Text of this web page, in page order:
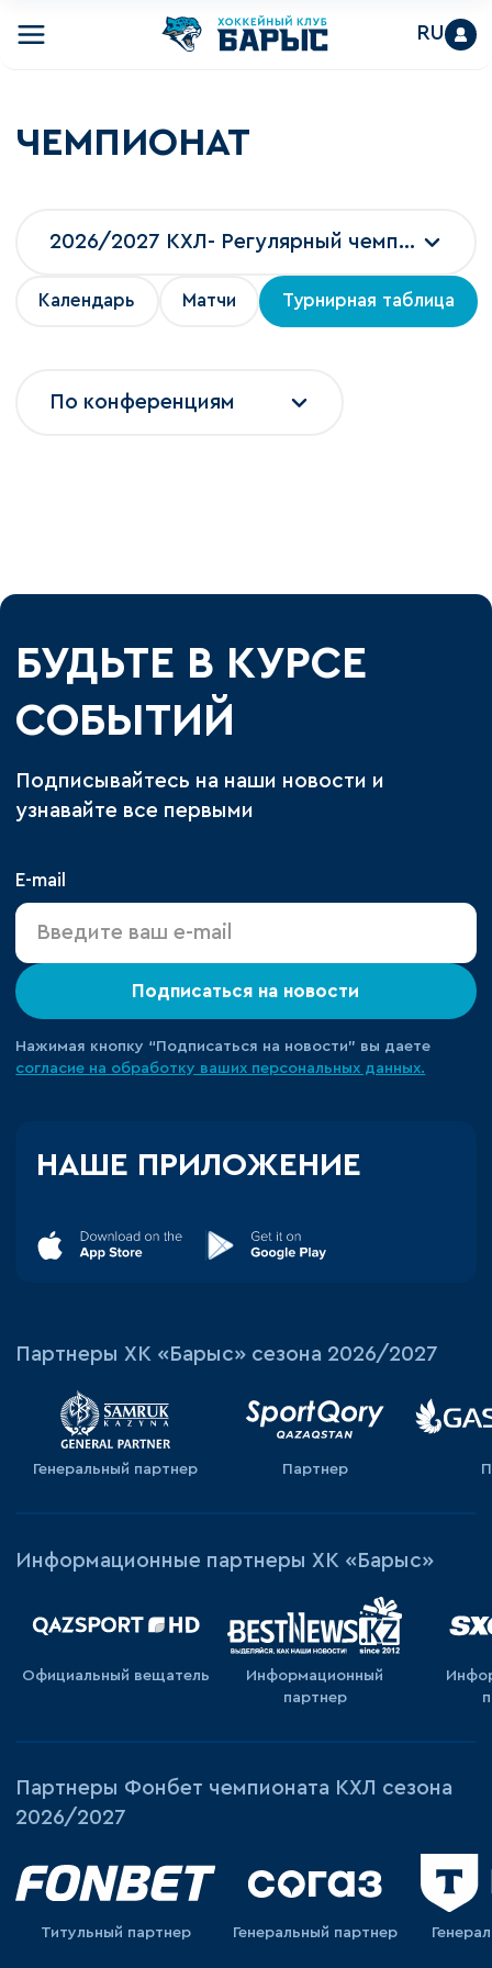
RU
ЧЕМПИОНАТ
Календарь Матчи Турнирная таблица
2026/2027 КХЛ- Регулярный чемпионат
По конференциям
БУДЬТЕ В КУРСЕ
СОБЫТИЙ
Подписывайтесь на наши новости и
узнавайте все первыми
E-mail
Подписаться на новости
Нажимая кнопку “Подписаться на новости” вы даете
согласие на обработку ваших персональных данных.
НАШЕ ПРИЛОЖЕНИЕ
Партнеры ХК «Барыс» сезона 2026/2027
Генеральный партнер Партнер
Информационные партнеры ХК «Барыс»
Официальный вещатель
Информационный
партнер
Партнеры Фонбет чемпионата КХЛ сезона
2026/2027
Титульный партнер Генеральный партнер